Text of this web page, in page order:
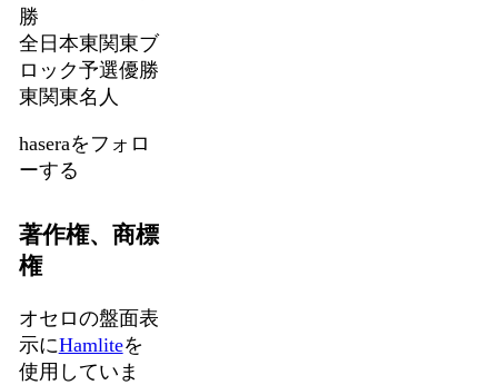
勝
全日本東関東ブ
ロック予選優勝
東関東名人
haseraをフォロ
ーする
著作権、商標
権
オセロの盤面表
示にHamliteを
使用していま